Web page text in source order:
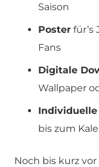
Saison
Poster
Fans
Digitale
Wallpaper
Individuelle
bis zum
Noch bis kurz